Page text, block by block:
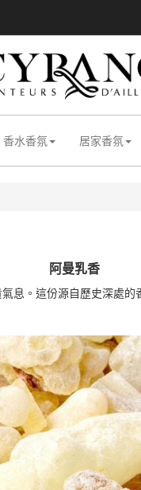
香水香氛 居家香氛
阿曼乳香
息。這份源自歷史深處